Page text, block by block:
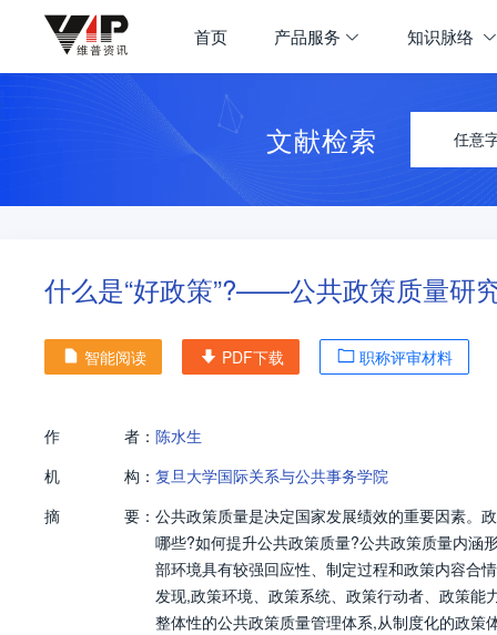
首页 产品服务 知识脉络
文献检索 任意
什么是“好政策”?——公共政策质量研
智能阅读 PDF下载 职称评审材料
作 者： 陈水生
机
构： 复旦大学国际关系与公共事务学院
摘
要： 公共政策质量是决定国家发展绩效的重要因素。
哪些?如何提升公共政策质量?公共政策质量内涵
部环境具有较强回应性、制定过程和政策内容合
发现,政策环境、政策系统、政策行动者、政策
整体性的公共政策质量管理体系,从制度化的政